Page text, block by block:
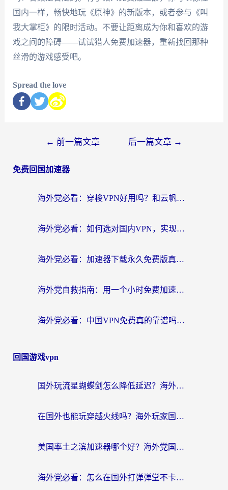
国内一样，畅快地玩《原神》的新版本，或者参与《叫
我大掌柜》的限时活动。不要让距离成为你和喜欢的游
戏之间的障碍——试试猎人免费加速器，重新找回那种
丝滑的游戏感受吧。
Spread the love
← 前一篇文章 后一篇文章 →
免费回国加速器
海外党必看：穿梭VPN好用吗？和云帆VPN对比哪个回国效果更好？附真实测评+避坑指南
海外党必看：如何选对国内VPN，实现无缝访问国内资源？
海外党必看：加速器下载永久免费版真的存在吗？教你无缝访问国内资源的正确姿势
海外党自救指南：用一个小时免费加速器，轻松打破国内资源访问壁垒？
海外党必看：中国VPN免费真的靠谱吗？手把手教你选对回国加速器
回国游戏vpn
国外玩流星蝴蝶剑怎么降低延迟？海外党必看的加速秘籍（含欧洲鸣潮&彩虹岛优化攻略）
在国外也能玩穿越火线吗？海外玩家国服游戏畅玩终极指南
美国率土之滨加速器哪个好？海外党国服游戏畅玩终极指南（附多游戏解决方案）
海外党必看：怎么在国外打弹弹堂不卡？番茄加速器亲测指南